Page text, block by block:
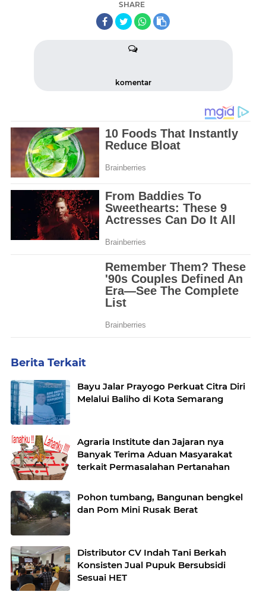
SHARE
komentar
Berita Terkait
Bayu Jalar Prayogo Perkuat Citra Diri
Melalui Baliho di Kota Semarang
Agraria Institute dan Jajaran nya
Banyak Terima Aduan Masyarakat
terkait Permasalahan Pertanahan
Pohon tumbang, Bangunan bengkel
dan Pom Mini Rusak Berat
Distributor CV Indah Tani Berkah
Konsisten Jual Pupuk Bersubsidi
Sesuai HET